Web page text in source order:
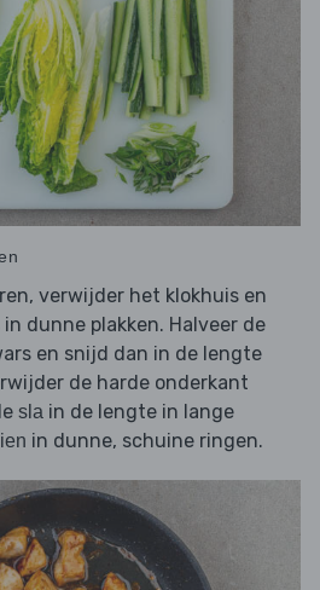
verwijder het klokhuis en
in dunne plakken. Halveer de
en snijd dan in de lengte
de harde onderkant
sla in de lengte in lange
in dunne, schuine ringen.